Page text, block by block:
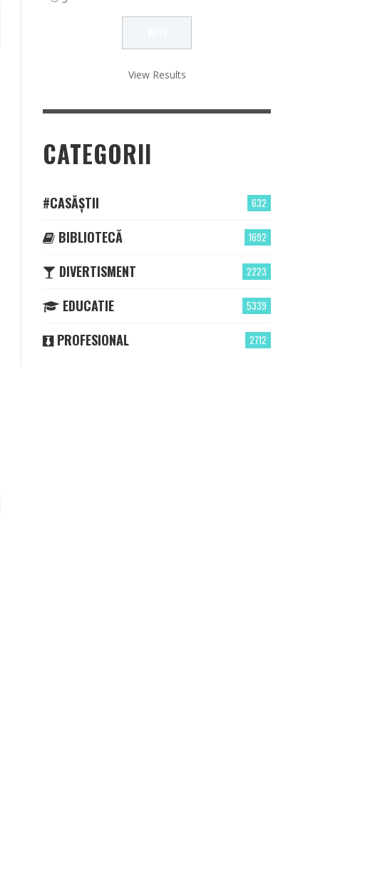
View Results
CATEGORII
632
#CASĂȘTII
1692
BIBLIOTECĂ
2223
DIVERTISMENT
5339
EDUCATIE
2712
PROFESIONAL